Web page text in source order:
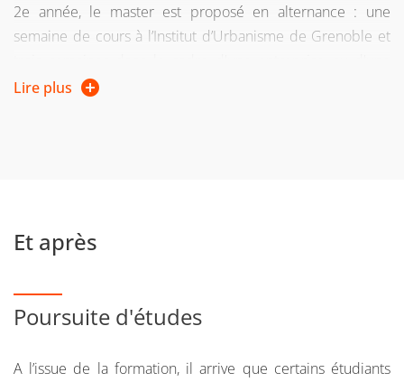
2e année, le master est proposé en alternance : une
semaine de cours à l’Institut d’Urbanisme de Grenoble et
collectivité publique, en stage, en apprentissage ou en
Lire plus
Et après
Poursuite d'études
A l’issue de la formation, il arrive que certains étudiants